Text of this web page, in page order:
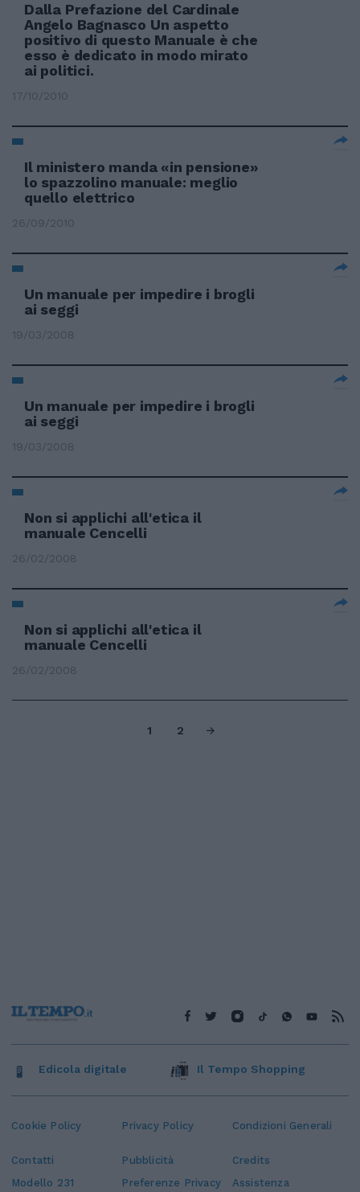
Dalla Prefazione del Cardinale
Angelo Bagnasco Un aspetto
positivo di questo Manuale è che
esso è dedicato in modo mirato
ai politici.
17/10/2010
Il ministero manda «in pensione»
lo spazzolino manuale: meglio
quello elettrico
26/09/2010
Un manuale per impedire i brogli
ai seggi
19/03/2008
Un manuale per impedire i brogli
ai seggi
19/03/2008
Non si applichi all'etica il
manuale Cencelli
26/02/2008
Non si applichi all'etica il
manuale Cencelli
26/02/2008
1 2
Cookie Policy Privacy Policy Condizioni Generali
Contatti Pubblicità
Credits
Modello 231
Preferenze Privacy Assistenza
Edicola digitale Il Tempo Shopping